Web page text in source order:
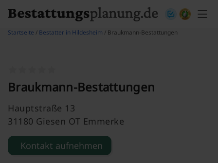
Startseite / Bestatter in Hildesheim / Braukmann-Bestattungen
Braukmann-Bestattungen
Hauptstraße 13
31180 Giesen OT Emmerke
Kontakt aufnehmen